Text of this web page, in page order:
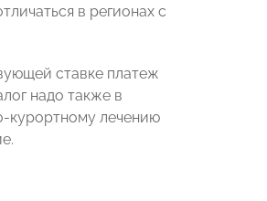
в регионах с
ставке платеж
надо также в
курортному лечению